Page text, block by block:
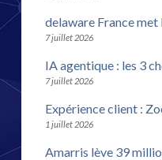
delaware France
7 juillet 2026
IA agentique : les 3
7 juillet 2026
Expérience client :
1 juillet 2026
Amarris lève 39